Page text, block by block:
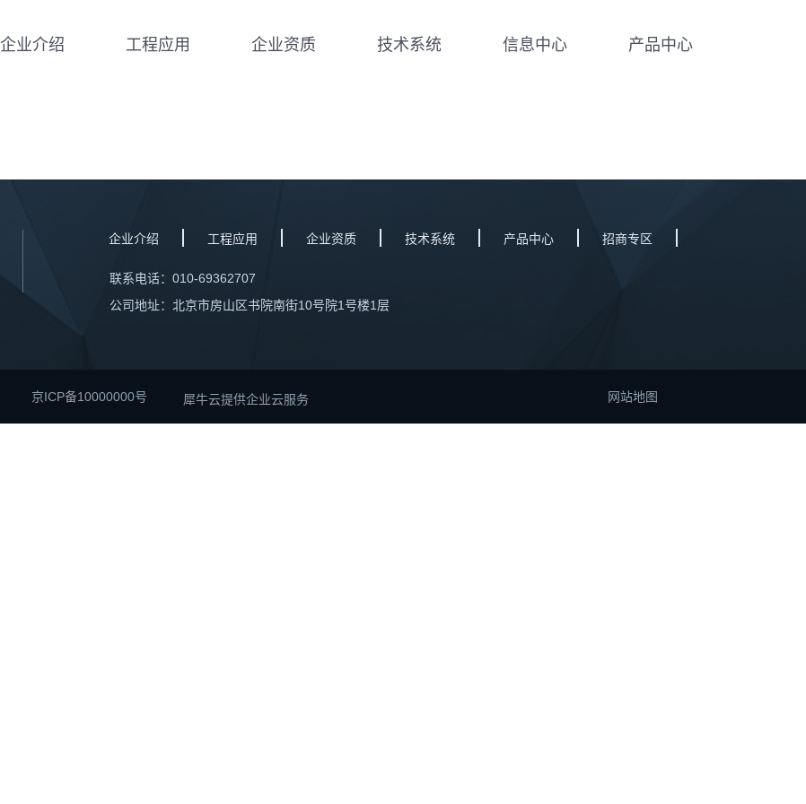
企业介绍 工程应用 企业资质 技术系统 信息中心 产品中心
企业介绍 工程应用 企业资质 技术系统 产品中心 招商专区
联系电话：010-69362707
公司地址：北京市房山区书院南街10号院1号楼1层
京ICP备10000000号 犀牛云提供企业云服务 网站地图